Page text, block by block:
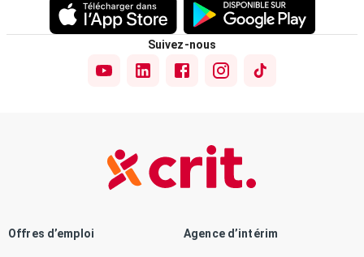
Suivez-nous
Offres d’emploi Agence d’intérim